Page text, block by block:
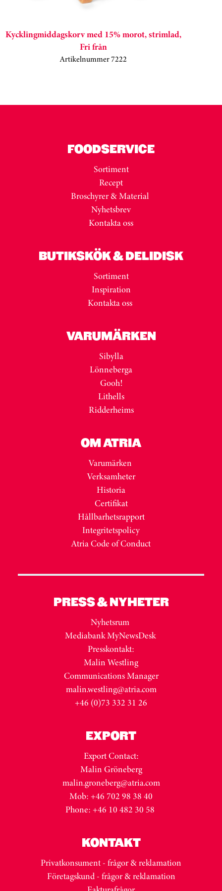
Kycklingmiddagskorv med 15% morot, strimlad,
Fri från
Artikelnummer 7222
FOODSERVICE
Sortiment
Recept
Broschyrer & Material
Nyhetsbrev
Kontakta oss
BUTIKSKÖK & DELIDISK
Sortiment
Inspiration
Kontakta oss
VARUMÄRKEN
Sibylla
Lönneberga
Gooh!
Lithells
Ridderheims
OM ATRIA
Varumärken
Verksamheter
Historia
Certifikat
Hållbarhetsrapport
Integritetspolicy
Atria Code of Conduct
PRESS & NYHETER
Nyhetsrum
Mediabank MyNewsDesk
Presskontakt:
Malin Westling
Communications Manager
malin.westling@atria.com
+46 (0)73 332 31 26
EXPORT
Export Contact:
Malin Gröneberg
malin.groneberg@atria.com
Mob: +46 702 98 38 40
Phone: +46 10 482 30 58
KONTAKT
Privatkonsument - frågor & reklamation
Företagskund - frågor & reklamation